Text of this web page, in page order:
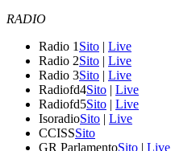
RADIO
Radio 1 Sito | Live
Radio 2Sito | Live
Radio 3Sito | Live
Radiofd4Sito | Live
Radiofd5Sito | Live
IsoradioSito | Live
CCISSSito
GR ParlamentoSito | Live